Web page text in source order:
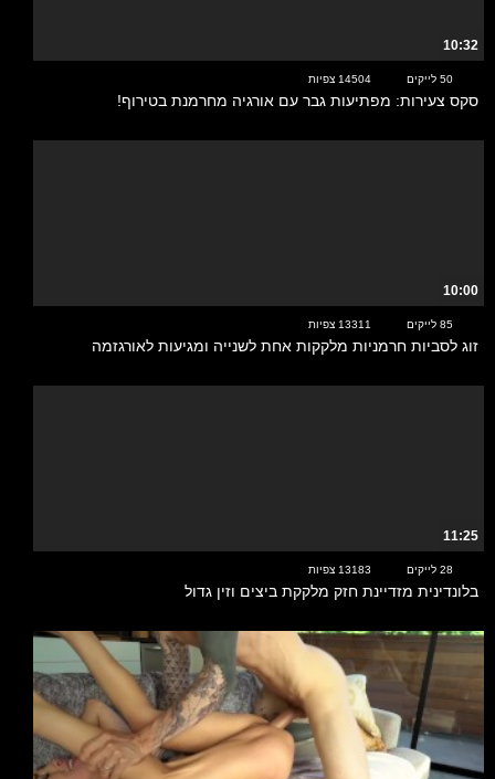
10:32
50 לייקים 14504 צפיות
סקס צעירות: מפתיעות גבר עם אורגיה מחרמנת בטירוף!
10:00
85 לייקים 13311 צפיות
זוג לסביות חרמניות מלקקות אחת לשנייה ומגיעות לאורגזמה
11:25
28 לייקים 13183 צפיות
בלונדינית מזדיינת חזק מלקקת ביצים וזין גדול